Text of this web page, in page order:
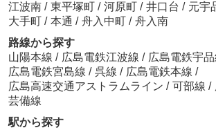
江波南 / 東平塚町 / 河原町 / 井口台 / 元宇
大手町 / 本通 / 舟入中町 / 舟入南
路線から探す
山陽本線 / 広島電鉄江波線 / 広島電鉄宇
広島電鉄宮島線 / 呉線 / 広島電鉄本線 /
広島高速交通アストラムライン / 可部線 /
芸備線
駅から探す